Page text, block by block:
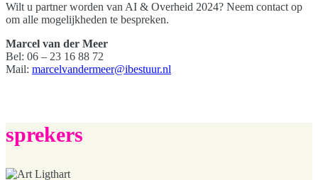
Wilt u partner worden van AI & Overheid 2024? Neem contact op
om alle mogelijkheden te bespreken.
Marcel van der Meer
Bel: 06 – 23 16 88 72
Mail: marcelvandermeer@ibestuur.nl
sprekers